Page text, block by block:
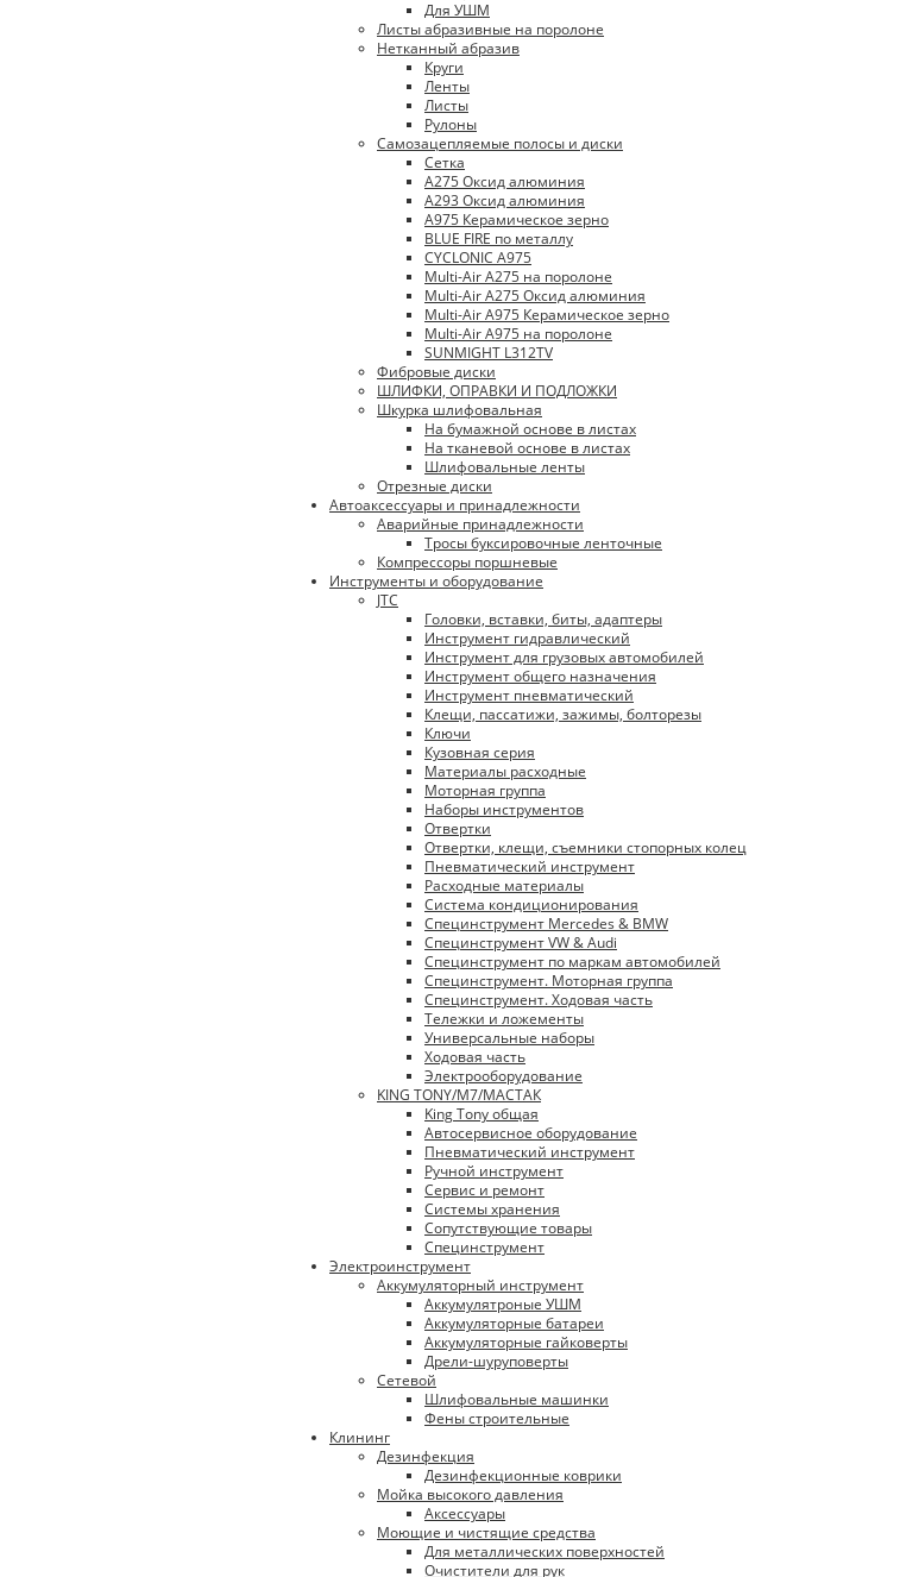
Для УШМ
Листы абразивные на поролоне
Нетканный абразив
Круги
Ленты
Листы
Рулоны
Самозацепляемые полосы и диски
Сетка
A275 Оксид алюминия
A293 Оксид алюминия
A975 Керамическое зерно
BLUE FIRE по металлу
CYCLONIC A975
Multi-Air A275 на поролоне
Multi-Air A275 Оксид алюминия
Multi-Air A975 Керамическое зерно
Multi-Air A975 на поролоне
SUNMIGHT L312TV
Фибровые диски
ШЛИФКИ, ОПРАВКИ И ПОДЛОЖКИ
Шкурка шлифовальная
На бумажной основе в листах
На тканевой основе в листах
Шлифовальные ленты
Отрезные диски
Автоаксессуары и принадлежности
Аварийные принадлежности
Тросы буксировочные ленточные
Компрессоры поршневые
Инструменты и оборудование
JTC
Головки, вставки, биты, адаптеры
Инструмент гидравлический
Инструмент для грузовых автомобилей
Инструмент общего назначения
Инструмент пневматический
Клещи, пассатижи, зажимы, болторезы
Ключи
Кузовная серия
Материалы расходные
Моторная группа
Наборы инструментов
Отвертки
Отвертки, клещи, съемники стопорных колец
Пневматический инструмент
Расходные материалы
Система кондиционирования
Специнструмент Mercedes & BMW
Специнструмент VW & Audi
Специнструмент по маркам автомобилей
Специнструмент. Моторная группа
Специнструмент. Ходовая часть
Тележки и ложементы
Универсальные наборы
Ходовая часть
Электрооборудование
KING TONY/М7/МАСТАК
King Tony общая
Автосервисное оборудование
Пневматический инструмент
Ручной инструмент
Сервис и ремонт
Системы хранения
Сопутствующие товары
Специнструмент
Электроинструмент
Аккумуляторный инструмент
Аккумулятроные УШМ
Аккумуляторные батареи
Аккумуляторные гайковерты
Дрели-шуруповерты
Сетевой
Шлифовальные машинки
Фены строительные
Клининг
Дезинфекция
Дезинфекционные коврики
Мойка высокого давления
Аксессуары
Моющие и чистящие средства
Для металлических поверхностей
Очистители для рук